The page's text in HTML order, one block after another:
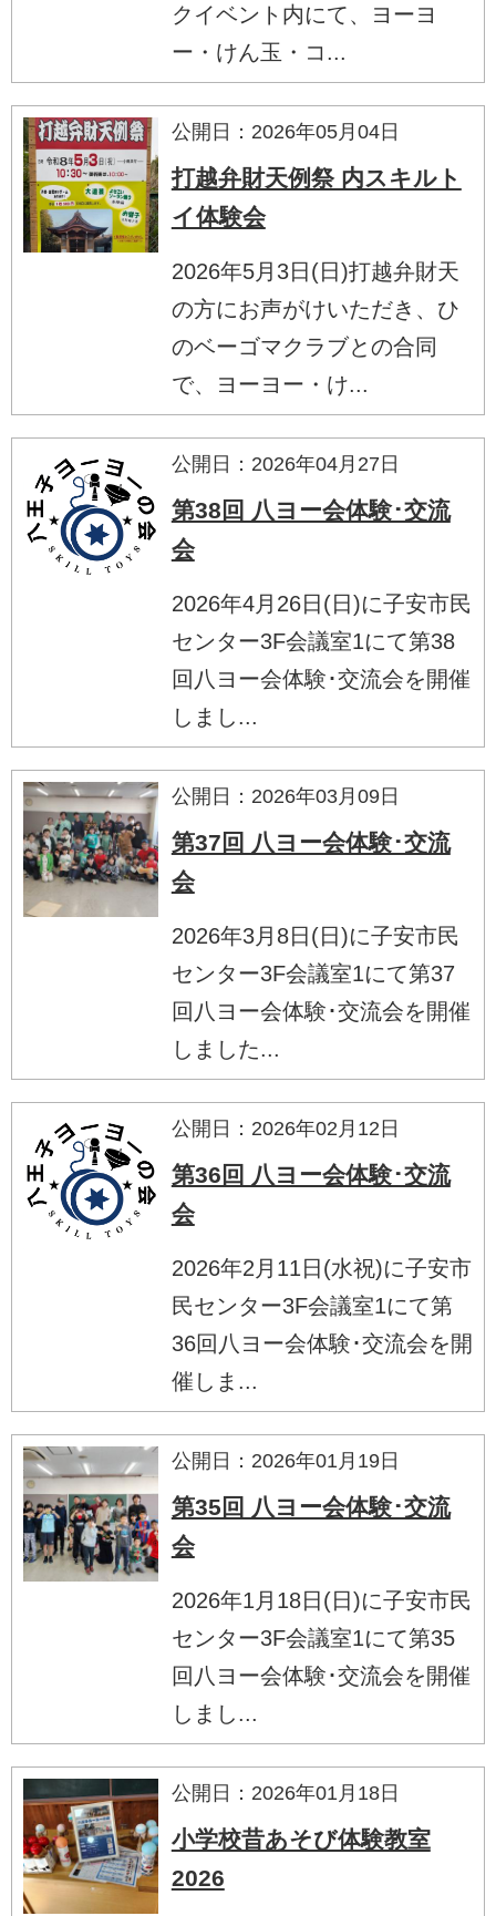
クイベント内にて、ヨーヨ
ー・けん玉・コ...
公開日：2026年05月04日
打越弁財天例祭 内スキルト
イ体験会
2026年5月3日(日)打越弁財天
の方にお声がけいただき、ひ
のベーゴマクラブとの合同
で、ヨーヨー・け...
公開日：2026年04月27日
第38回 八ヨー会体験･交流
会
2026年4月26日(日)に子安市民
センター3F会議室1にて第38
回八ヨー会体験･交流会を開催
しまし...
公開日：2026年03月09日
第37回 八ヨー会体験･交流
会
2026年3月8日(日)に子安市民
センター3F会議室1にて第37
回八ヨー会体験･交流会を開催
しました...
公開日：2026年02月12日
第36回 八ヨー会体験･交流
会
2026年2月11日(水祝)に子安市
民センター3F会議室1にて第
36回八ヨー会体験･交流会を開
催しま...
公開日：2026年01月19日
第35回 八ヨー会体験･交流
会
2026年1月18日(日)に子安市民
センター3F会議室1にて第35
回八ヨー会体験･交流会を開催
しまし...
公開日：2026年01月18日
小学校昔あそび体験教室
2026